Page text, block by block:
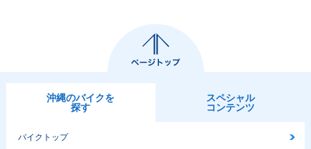
沖縄のバイクを
探す
スペシャル
コンテンツ
バイクトップ